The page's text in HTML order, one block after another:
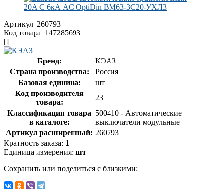
Артикул 260793
Код товара 147285693
[]
Бренд:
КЭАЗ
Страна производства:
Россия
Базовая единица:
шт
Код производителя
товара:
23
Классификация товара
в каталоге:
500410 - Автоматические
выключатели модульные
Артикул расширенный: 260793
Кратность заказа: 1
Единица измерения: шт
Сохранить или поделиться с близкими: